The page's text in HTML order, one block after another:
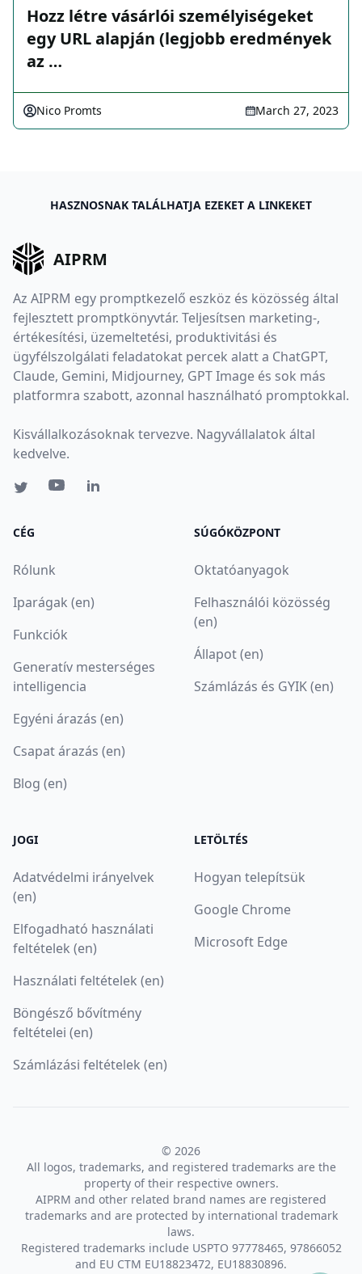
Hozz létre vásárlói személyiségeket
egy URL alapján (legjobb eredmények
az …
Nico Promts March 27, 2023
HASZNOSNAK TALÁLHATJA EZEKET A LINKEKET
AIPRM
Az AIPRM egy promptkezelő eszköz és közösség által
fejlesztett promptkönyvtár. Teljesítsen marketing-,
értékesítési, üzemeltetési, produktivitási és
ügyfélszolgálati feladatokat percek alatt a ChatGPT,
Claude, Gemini, Midjourney, GPT Image és sok más
platformra szabott, azonnal használható promptokkal.
Kisvállalkozásoknak tervezve. Nagyvállalatok által
kedvelve.
CÉG
Rólunk
Iparágak (en)
Funkciók
Generatív mesterséges
intelligencia
Egyéni árazás (en)
Csapat árazás (en)
Blog (en)
SÚGÓKÖZPONT
Oktatóanyagok
Felhasználói közösség
(en)
Állapot (en)
Számlázás és GYIK (en)
JOGI
Adatvédelmi irányelvek
(en)
Elfogadható használati
feltételek (en)
Használati feltételek (en)
Böngésző bővítmény
feltételei (en)
Számlázási feltételek (en)
LETÖLTÉS
Hogyan telepítsük
Google Chrome
Microsoft Edge
© 2026
All logos, trademarks, and registered trademarks are the
property of their respective owners.
AIPRM and other related brand names are registered
trademarks and are protected by international trademark
laws.
Registered trademarks include USPTO 97778465, 97866052
and EU CTM EU18823472, EU18830896.